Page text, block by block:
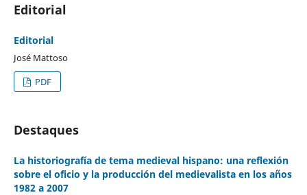
Editorial
Editorial
José Mattoso
PDF
Destaques
La historiografía de tema medieval hispano: una reflexión
sobre el oficio y la producción del medievalista en los años
1982 a 2007